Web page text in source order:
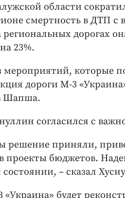
области
смертность в ДТП с
региональных дорогах
23%.
которые
дороги М-3
Шапша.
согласился с
решение приняли,
проекты бюджетов.
– сказал
«Украина» будет